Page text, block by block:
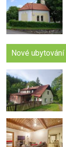
Nové ubytování